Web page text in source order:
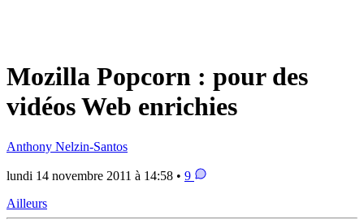
Mozilla Popcorn : pour des
vidéos Web enrichies
Anthony Nelzin-Santos
lundi 14 novembre 2011 à 14:58 • 9
Ailleurs